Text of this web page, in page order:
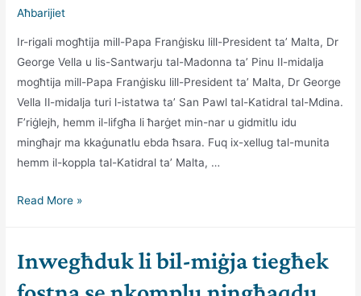
Aħbarijiet
Ir-rigali mogħtija mill-Papa Franġisku lill-President ta’ Malta, Dr
George Vella u lis-Santwarju tal-Madonna ta’ Pinu Il-midalja
mogħtija mill-Papa Franġisku lill-President ta’ Malta, Dr George
Vella Il-midalja turi l-istatwa ta’ San Pawl tal-Katidral tal-Mdina.
F’riġlejh, hemm il-lifgħa li ħarġet min-nar u gidmitlu idu
mingħajr ma kkaġunatlu ebda ħsara. Fuq ix-xellug tal-munita
hemm il-koppla tal-Katidral ta’ Malta, …
Ir-
ngħataw
Read More »
Inwegħduk li bil-miġja tiegħek